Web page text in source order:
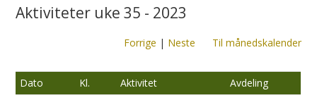
Aktiviteter uke 35 - 2023
Forrige | Neste Til månedskalender
Dato Kl. Aktivitet
Avdeling